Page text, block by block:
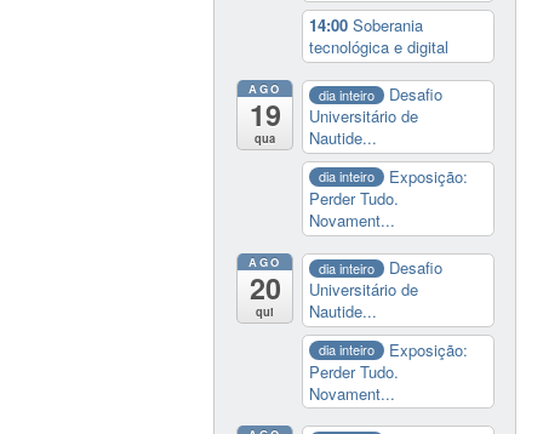
14:00Soberania
tecnológica e digital
AGO
19
qua
dia inteiro
Desafio
Universitário de
Nautide...
dia inteiro
Exposição:
Perder Tudo.
Novament...
AGO
20
qui
dia inteiro
Desafio
Universitário de
Nautide...
dia inteiro
Exposição:
Perder Tudo.
Novament...